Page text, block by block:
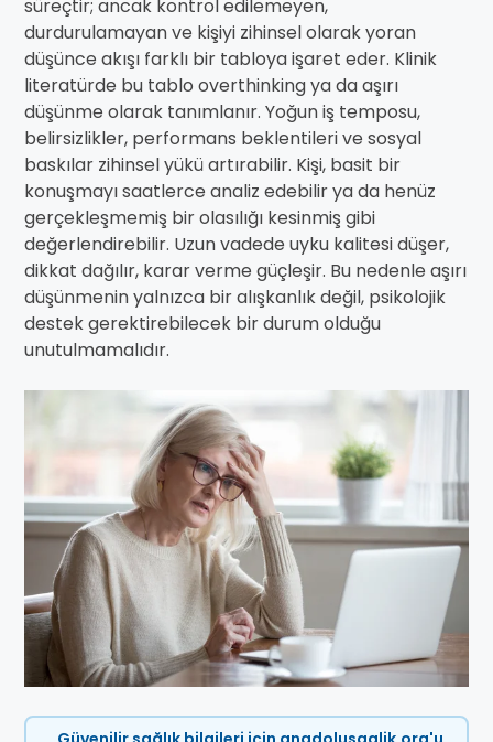
süreçtir; ancak kontrol edilemeyen,
durdurulamayan ve kişiyi zihinsel olarak yoran
düşünce akışı farklı bir tabloya işaret eder. Klinik
literatürde bu tablo overthinking ya da aşırı
düşünme olarak tanımlanır. Yoğun iş temposu,
belirsizlikler, performans beklentileri ve sosyal
baskılar zihinsel yükü artırabilir. Kişi, basit bir
konuşmayı saatlerce analiz edebilir ya da henüz
gerçekleşmemiş bir olasılığı kesinmiş gibi
değerlendirebilir. Uzun vadede uyku kalitesi düşer,
dikkat dağılır, karar verme güçleşir. Bu nedenle aşırı
düşünmenin yalnızca bir alışkanlık değil, psikolojik
destek gerektirebilecek bir durum olduğu
unutulmamalıdır.